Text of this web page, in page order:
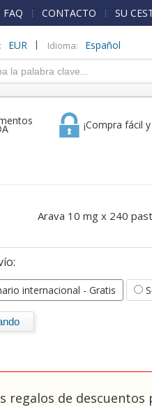
FAQ CONTACTO SU
EUR | Idioma: Español
¡Compra fácil
Arava 10 mg x 240
internacional - Gratis
regalos de